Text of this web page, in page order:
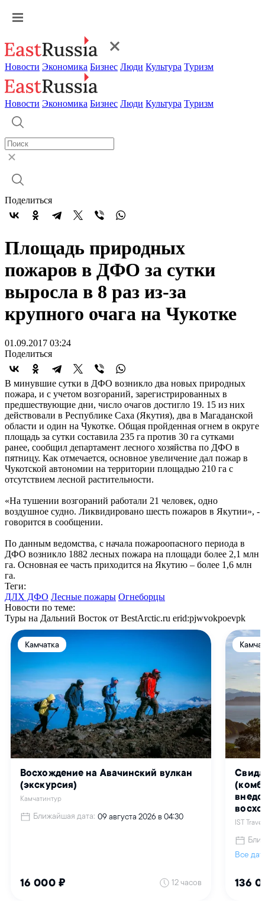
Новости Экономика Бизнес Люди Культура Туризм
Новости Экономика Бизнес Люди Культура Туризм
Поделиться
Площадь природных
пожаров в ДФО за сутки
выросла в 8 раз из-за
крупного очага на Чукотке
01.09.2017 03:24
Поделиться
В минувшие сутки в ДФО возникло два новых природных
пожара, и с учетом возгораний, зарегистрированных в
предшествующие дни, число очагов достигло 19. 15 из них
действовали в Республике Саха (Якутия), два в Магаданской
области и один на Чукотке. Общая пройденная огнем в округе
площадь за сутки составила 235 га против 30 га сутками
ранее, сообщил департамент лесного хозяйства по ДФО в
пятницу. Как отмечается, основное увеличение дал пожар в
Чукотской автономии на территории площадью 210 га с
отсутствием лесной растительности.
«На тушении возгораний работали 21 человек, одно
воздушное судно. Ликвидировано шесть пожаров в Якутии», -
говорится в сообщении.
По данным ведомства, с начала пожароопасного периода в
ДФО возникло 1882 лесных пожара на площади более 2,1 млн
га. Основная ее часть приходится на Якутию – более 1,6 млн
га.
Теги:
ДЛХ ДФО Лесные пожары Огнеборцы
Новости по теме:
Туры на Дальний Восток от BestArctic.ru erid:pjwvokpoevpk